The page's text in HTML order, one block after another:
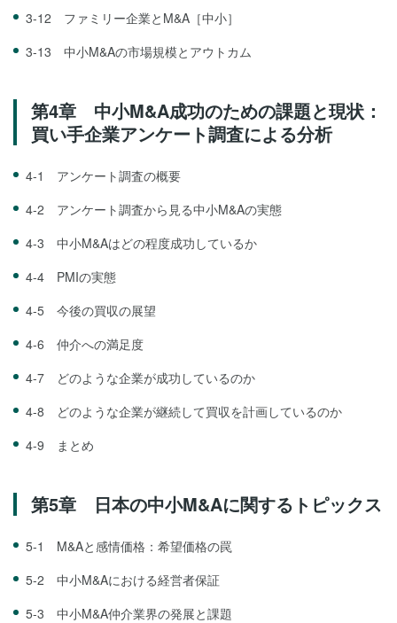
3-12 ファミリー企業とM&A［中小］
3-13 中小M&Aの市場規模とアウトカム
第4章 中小M&A成功のための課題と現状：
買い手企業アンケート調査による分析
4-1 アンケート調査の概要
4-2 アンケート調査から見る中小M&Aの実態
4-3 中小M&Aはどの程度成功しているか
4-4 PMIの実態
4-5 今後の買収の展望
4-6 仲介への満足度
4-7 どのような企業が成功しているのか
4-8 どのような企業が継続して買収を計画しているのか
4-9 まとめ
第5章 日本の中小M&Aに関するトピックス
5-1 M&Aと感情価格：希望価格の罠
5-2 中小M&Aにおける経営者保証
5-3 中小M&A仲介業界の発展と課題